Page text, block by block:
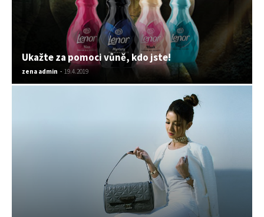
Ukažte za pomoci vůně, kdo jste!
zena admin - 19.4.2019